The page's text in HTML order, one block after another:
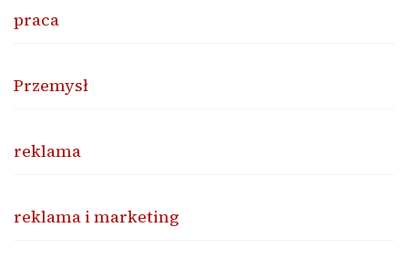
praca
Przemysł
reklama
reklama i marketing